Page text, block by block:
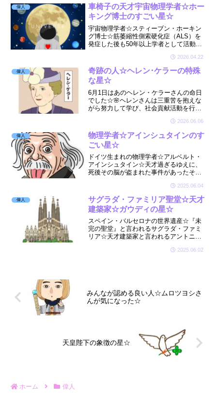
偉人
車椅子の天才宇宙物理学者☆ホー
キング博士のすごい星☆
宇宙物理学者☆スティーブン・ホーキン
グ博士☆筋萎縮性側索硬化症（ALS）を
発症した後も50年以上学者として活動し
2026.04.22
偉人
奇跡の人☆ヘレン･ケラーの特殊
な星☆
6月1日はあのヘレン・ケラーさんの命日
でした☆🌸ヘレンさんは三重苦を抱えな
がら努力して学び、社会貢献活動を行っ
2026.06.06
偉人
物理学者☆アインシュタインのす
ごい星☆
ドイツ生まれの物理学者☆アルベルト・
アインシュタイン☆天才過ぎるゆえに、
死後その脳が盗まれた事件があったそう
んがお持ちの星はどんな星なのか拝見し
ましたよ☆🔮
2025.06.04
偉人
サグラダ・ファミリア聖堂☆天才
建築家☆ガウディの星☆
スペイン・バルセロナの世界遺産☆『未
完の聖堂』と言われるサグラダ・ファミ
リア☆天才建築家と言われるアントニ・
140年以上の年月が経ちました☆そんなガ
2025.06.02
みんなが認める良い人☆ムロツヨシさ
んが気になった☆
天皇陛下の象徴の星☆
ホーム 偉人